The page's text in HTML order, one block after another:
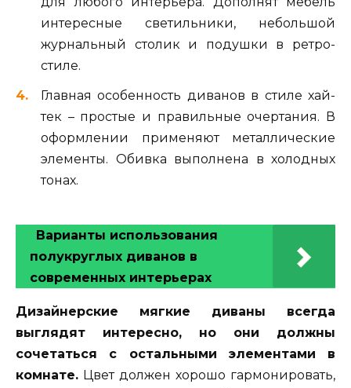
интересные светильники, небольшой
журнальный столик и подушки в ретро-
стиле.
Главная особенность диванов в стиле хай-
тек – простые и правильные очертания. В
оформлении применяют металлические
элементы. Обивка выполнена в холодных
тонах.
Варианты использования
полукруглых диванов в
современных интерьерах
Дизайнерские мягкие диваны всегда
выглядят интересно, но они должны
сочетаться с остальными элементами в
комнате. Цвет должен хорошо гармонировать,